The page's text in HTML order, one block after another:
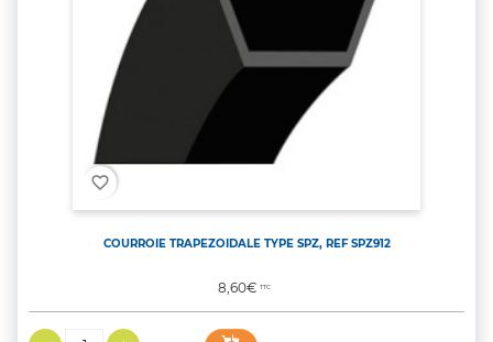
favorite_border
COURROIE TRAPEZOIDALE TYPE SPZ, REF SPZ912
Prix
8,60€TTC